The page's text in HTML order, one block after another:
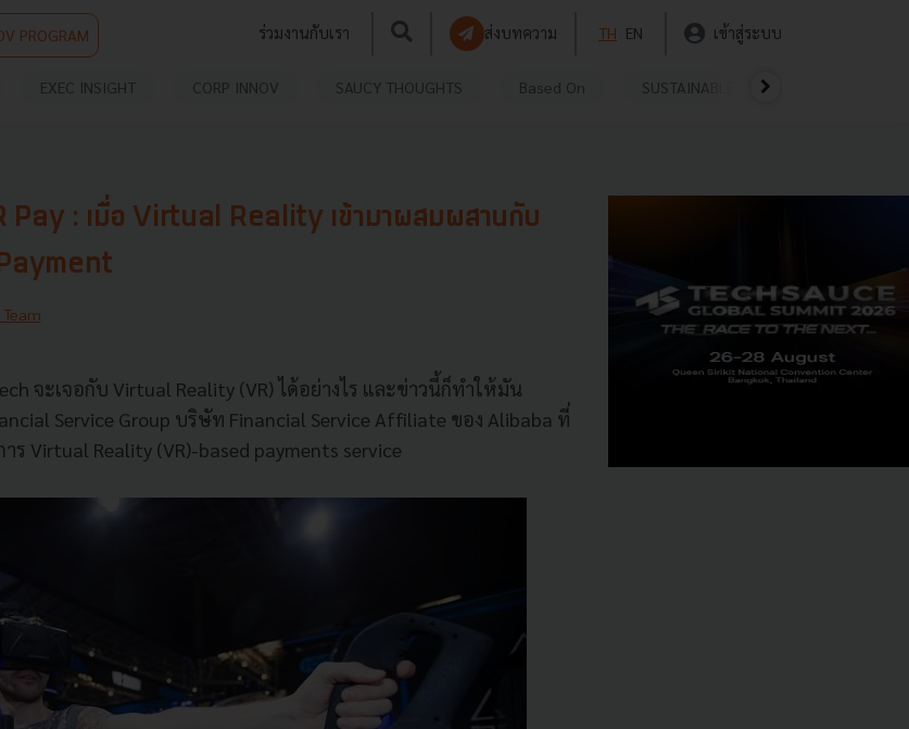
PROGRAM ร่วมงานกับเรา ส่งบทความ TH EN เข้าสู่ระบบ
EXEC INSIGHT CORP INNOV SAUCY THOUGHTS Based On SUSTAINABLE
: เมื่อ Virtual Reality เข้ามาผสมผสานกับ
จะเจอกับ Virtual Reality (VR) ได้อย่างไร และข่าวนี้ก็ทำให้มัน
Service Group บริษัท Financial Service Affiliate ของ Alibaba ที่
ร Virtual Reality (VR)-based payments service